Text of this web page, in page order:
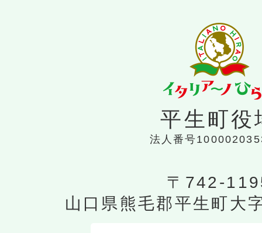
平生町役
法人番号
〒742-
山口県熊毛郡平生町大